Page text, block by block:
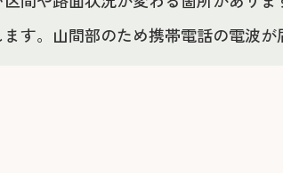
す。山間部のため携帯電話の電波